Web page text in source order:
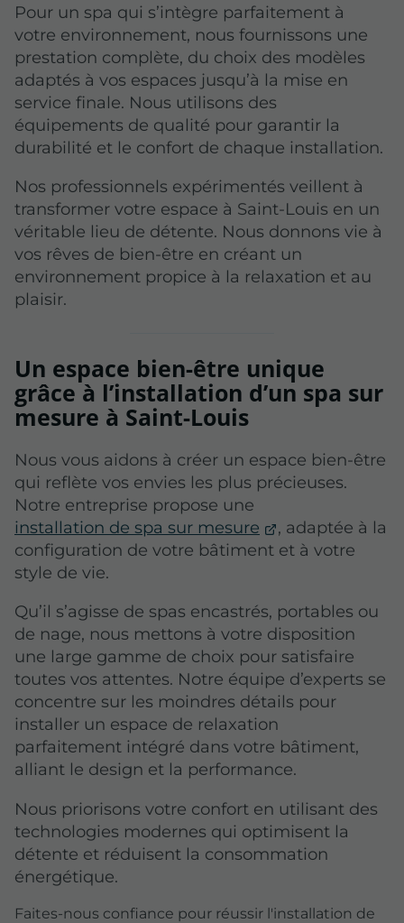
Pour un spa qui s’intègre parfaitement à
votre environnement, nous fournissons une
prestation complète, du choix des modèles
adaptés à vos espaces jusqu’à la mise en
service finale. Nous utilisons des
équipements de qualité pour garantir la
durabilité et le confort de chaque installation.
Nos professionnels expérimentés veillent à
transformer votre espace à Saint-Louis en un
véritable lieu de détente. Nous donnons vie à
vos rêves de bien-être en créant un
environnement propice à la relaxation et au
plaisir.
Un espace bien-être unique
grâce à l’installation d’un spa sur
mesure à Saint-Louis
Nous vous aidons à créer un espace bien-être
qui reflète vos envies les plus précieuses.
Notre entreprise propose une
installation de spa sur mesure
, adaptée à la
configuration de votre bâtiment et à votre
style de vie.
Qu’il s’agisse de spas encastrés, portables ou
de nage, nous mettons à votre disposition
une large gamme de choix pour satisfaire
toutes vos attentes. Notre équipe d’experts se
concentre sur les moindres détails pour
installer un espace de relaxation
parfaitement intégré dans votre bâtiment,
alliant le design et la performance.
Nous priorisons votre confort en utilisant des
technologies modernes qui optimisent la
détente et réduisent la consommation
énergétique.
Faites-nous confiance pour réussir l'installation de